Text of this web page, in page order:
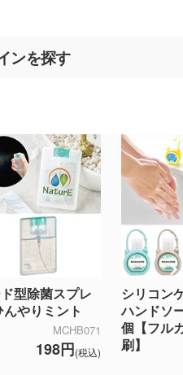
ンを探す
型除菌スプレ
んやりミント
MCHB071
198円(税込)
シリコン
ハンドソ
個【フル
刷】